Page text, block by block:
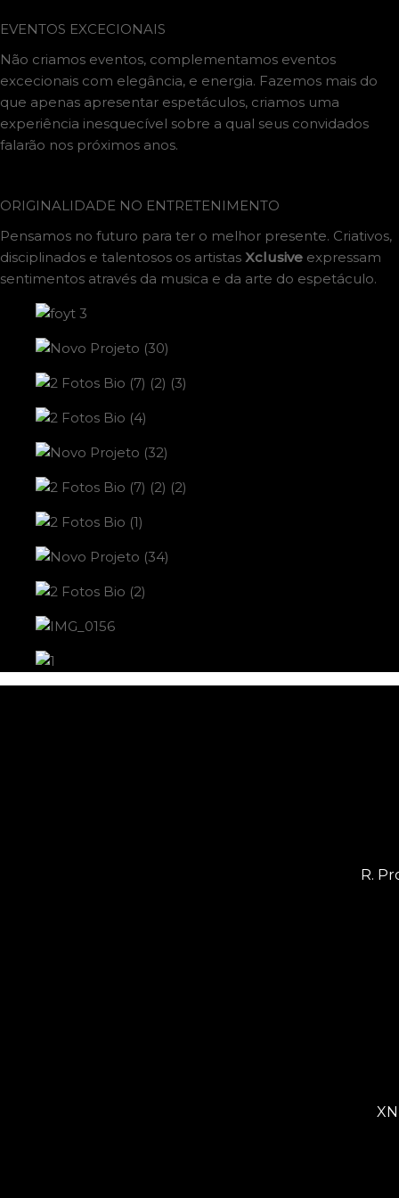
EVENTOS EXCECIONAIS
Não criamos eventos, complementamos eventos
excecionais com elegância, e energia. Fazemos mais do
que apenas apresentar espetáculos, criamos uma
experiência inesquecível sobre a qual seus convidados
falarão nos próximos anos.
ORIGINALIDADE NO ENTRETENIMENTO
Pensamos no futuro para ter o melhor presente. Criativos,
disciplinados e talentosos os artistas Xclusive expressam
sentimentos através da musica e da arte do espetáculo.
R.